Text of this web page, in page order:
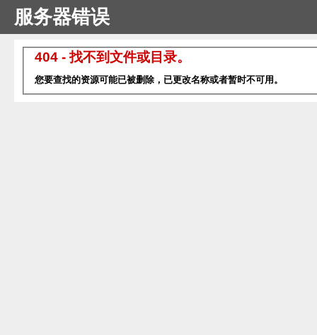
服务器错误
404 - 找不到文件或目录。
您要查找的资源可能已被删除，已更改名称或者暂时不可用。